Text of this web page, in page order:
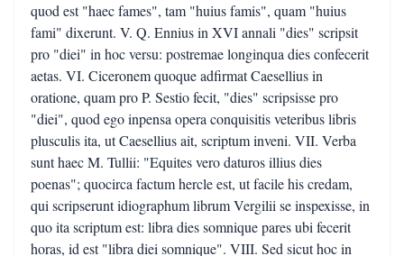
quod est "haec fames", tam "huius famis", quam "huius
fami" dixerunt. V. Q. Ennius in XVI annali "dies" scripsit
pro "diei" in hoc versu: postremae longinqua dies confecerit
aetas. VI. Ciceronem quoque adfirmat Caesellius in
oratione, quam pro P. Sestio fecit, "dies" scripsisse pro
"diei", quod ego inpensa opera conquisitis veteribus libris
plusculis ita, ut Caesellius ait, scriptum inveni. VII. Verba
sunt haec M. Tullii: "Equites vero daturos illius dies
poenas"; quocirca factum hercle est, ut facile his credam,
qui scripserunt idiographum librum Vergilii se inspexisse, in
quo ita scriptum est: libra dies somnique pares ubi fecerit
horas, id est "libra diei somnique". VIII. Sed sicut hoc in